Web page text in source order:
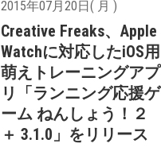
2015年07月20日( 月 )
Creative Freaks、Apple
Watchに対応したiOS用
萌えトレーニングアプ
リ「ランニング応援ゲ
ーム ねんしょう！２
＋ 3.1.0」をリリース